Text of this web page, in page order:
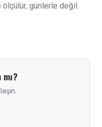
günlerle değil.